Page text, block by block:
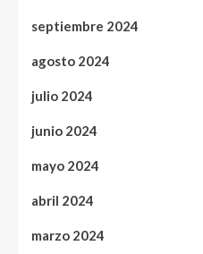
septiembre 2024
agosto 2024
julio 2024
junio 2024
mayo 2024
abril 2024
marzo 2024